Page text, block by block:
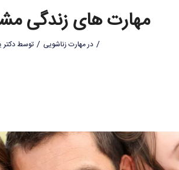
مهارت های زندگی
/ درمهارت زناشویی / توسطدکتر